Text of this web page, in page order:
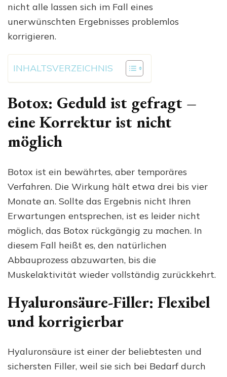
mal
nicht alle lassen sich im Fall eines
unerwünschten Ergebnisses problemlos
korrigieren.
INHALTSVERZEICHNIS
Botox: Geduld ist gefragt –
eine Korrektur ist nicht
möglich
Botox ist ein bewährtes, aber temporäres
Verfahren. Die Wirkung hält etwa drei bis vier
Monate an. Sollte das Ergebnis nicht Ihren
Erwartungen entsprechen, ist es leider nicht
möglich, das Botox rückgängig zu machen. In
diesem Fall heißt es, den natürlichen
Abbauprozess abzuwarten, bis die
Muskelaktivität wieder vollständig zurückkehrt.
Hyaluronsäure-Filler: Flexibel
und korrigierbar
Hyaluronsäure ist einer der beliebtesten und
sichersten Filler, weil sie sich bei Bedarf durch